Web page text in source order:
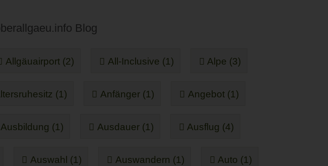
Blog
Allgäuairport (2) All-Inclusive (1) Alpe (3)
(1) Anfänger (1) Angebot (1)
Ausbildung (1) Ausdauer (1) Ausflug (4)
Auswahl (1) Auswandern (1) Auto (1)